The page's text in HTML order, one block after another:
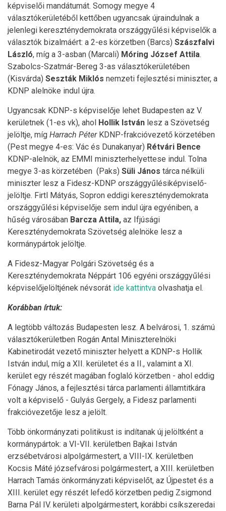
képviselői mandátumát. Somogy megye 4
választókerületéből kettőben ugyancsak újraindulnak a
jelenlegi kereszténydemokrata országgyűlési képviselők a
választók bizalmáért: a 2-es körzetben (Barcs) Szászfalvi
László, míg a 3-asban (Marcali) Móring József Attila.
Szabolcs-Szatmár-Bereg 3-as választókerületében
(Kisvárda) Seszták Miklós nemzeti fejlesztési miniszter, a
KDNP alelnöke indul újra.
Ugyancsak KDNP-s képviselője lehet Budapesten az V.
kerületnek (1-es vk), ahol Hollik István lesz a Szövetség
jelöltje, míg Harrach PéterKDNP-frakcióvezető körzetében
(Pest megye 4-es: Vác és Dunakanyar) Rétvári Bence
KDNP-alelnök, az EMMI miniszterhelyettese indul. Tolna
megye 3-as körzetében (Paks) Süli János tárca nélküli
miniszter lesz a Fidesz-KDNP országgyűlésiképviselő-
jelöltje. Firtl Mátyás, Sopron eddigi kereszténydemokrata
országgyűlési képviselője sem indul újra egyéniben, a
hűség városában Barcza Attila, az Ifjúsági
Kereszténydemokrata Szövetség alelnöke lesz a
kormánypártok jelöltje.
A Fidesz-Magyar Polgári Szövetség és a
Kereszténydemokrata Néppárt 106 egyéni országgyűlési
képviselőjelöltjének névsorát ide kattintva olvashatja el.
Korábban írtuk:
A legtöbb változás Budapesten lesz. A belvárosi, 1. számú
választókerületben Rogán Antal Miniszterelnöki
Kabinetirodát vezető miniszter helyett a KDNP-s Hollik
István indul, míg a XII. kerületet és a II., valamint a XI.
kerület egy részét magában foglaló körzetben - ahol eddig
Fónagy János, a fejlesztési tárca parlamenti államtitkára
volt a képviselő - Gulyás Gergely, a Fidesz parlamenti
frakcióvezetője lesz a jelölt.
Több önkormányzati politikust is indítanak új jelöltként a
kormánypártok: a VI-VII. kerületben Bajkai István
erzsébetvárosi alpolgármestert, a VIII-IX. kerületben
Kocsis Máté józsefvárosi polgármestert, a XIII. kerületben
Harrach Tamás önkormányzati képviselőt, az Újpestet és a
XIII. kerület egy részét lefedő körzetben pedig Zsigmond
Barna Pál IV. kerületi alpolgármestert, korábbi csíkszeredai